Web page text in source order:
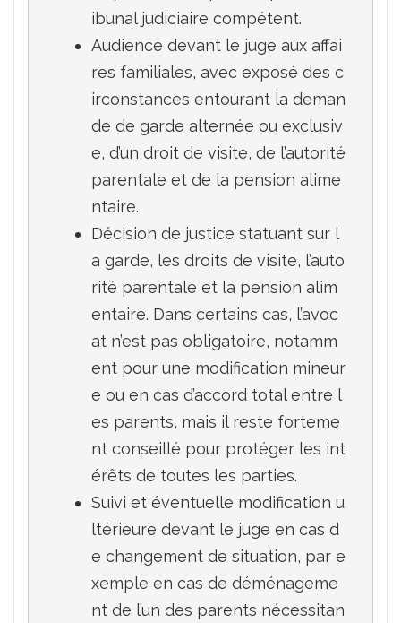
ibunal judiciaire compétent.
Audience devant le juge aux affai
res familiales, avec exposé des c
irconstances entourant la deman
de de garde alternée ou exclusiv
e, d’un droit de visite, de l’autorité
parentale et de la pension alime
ntaire.
Décision de justice statuant sur l
a garde, les droits de visite, l’auto
rité parentale et la pension alim
entaire. Dans certains cas, l’avoc
at n’est pas obligatoire, notamm
ent pour une modification mineur
e ou en cas d’accord total entre l
es parents, mais il reste forteme
nt conseillé pour protéger les int
érêts de toutes les parties.
Suivi et éventuelle modification u
ltérieure devant le juge en cas d
e changement de situation, par e
xemple en cas de déménageme
nt de l’un des parents nécessitan